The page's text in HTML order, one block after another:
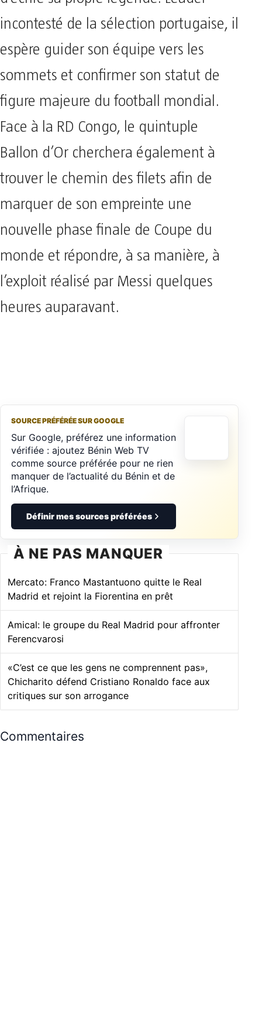
incontesté de la sélection portugaise, il
espère guider son équipe vers les
sommets et confirmer son statut de
figure majeure du football mondial.
Face à la RD Congo, le quintuple
Ballon d’Or cherchera également à
trouver le chemin des filets afin de
marquer de son empreinte une
nouvelle phase finale de Coupe du
monde et répondre, à sa manière, à
l’exploit réalisé par Messi quelques
heures auparavant.
SOURCE PRÉFÉRÉE SUR GOOGLE
Sur Google, préférez une information
vérifiée : ajoutez Bénin Web TV
comme source préférée pour ne rien
manquer de l’actualité du Bénin et de
l’Afrique.
Définir mes sources préférées
À NE PAS MANQUER
Mercato: Franco Mastantuono quitte le Real
Madrid et rejoint la Fiorentina en prêt
Amical: le groupe du Real Madrid pour affronter
Ferencvarosi
«C’est ce que les gens ne comprennent pas»,
Chicharito défend Cristiano Ronaldo face aux
critiques sur son arrogance
Commentaires